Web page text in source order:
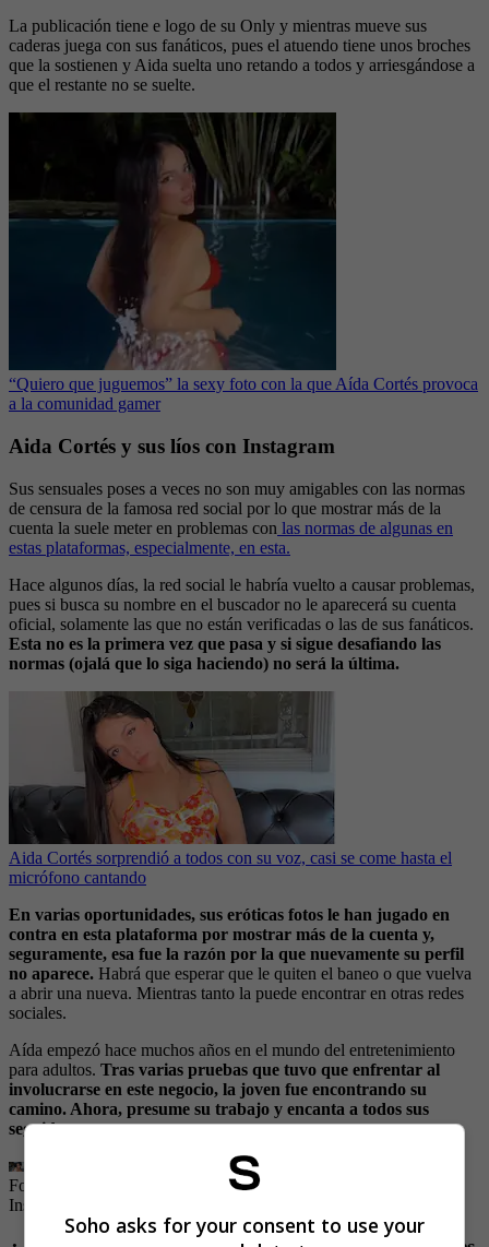
La publicación tiene e logo de su Only y mientras mueve sus
caderas juega con sus fanáticos, pues el atuendo tiene unos broches
que la sostienen y Aida suelta uno retando a todos y arriesgándose a
que el restante no se suelte.
“Quiero que juguemos” la sexy foto con la que Aída Cortés provoca
a la comunidad gamer
Aida Cortés y sus líos con Instagram
Sus sensuales poses a veces no son muy amigables con las normas
de censura de la famosa red social por lo que mostrar más de la
cuenta la suele meter en problemas con las normas de algunas en
estas plataformas, especialmente, en esta.
Hace algunos días, la red social le habría vuelto a causar problemas,
pues si busca su nombre en el buscador no le aparecerá su cuenta
oficial, solamente las que no están verificadas o las de sus fanáticos.
Esta no es la primera vez que pasa y si sigue desafiando las
normas (ojalá que lo siga haciendo) no será la última.
Aida Cortés sorprendió a todos con su voz, casi se come hasta el
micrófono cantando
En varias oportunidades, sus eróticas fotos le han jugado en
contra en esta plataforma por mostrar más de la cuenta y,
seguramente, esa fue la razón por la que nuevamente su perfil
no aparece. Habrá que esperar que le quiten el baneo o que vuelva
a abrir una nueva. Mientras tanto la puede encontrar en otras redes
sociales.
Aída empezó hace muchos años en el mundo del entretenimiento
para adultos. Tras varias pruebas que tuvo que enfrentar al
involucrarse en este negocio, la joven fue encontrando su
camino. Ahora, presume su trabajo y encanta a todos sus
seguidores.
Foto: Instagram @aidacortesll_ | Foto:
Instagram / Montaje
Soho asks for your consent to use your